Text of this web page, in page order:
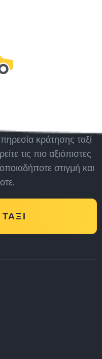
κράτησης ταξί
τις πιο αξιόπιστες
στιγμή και